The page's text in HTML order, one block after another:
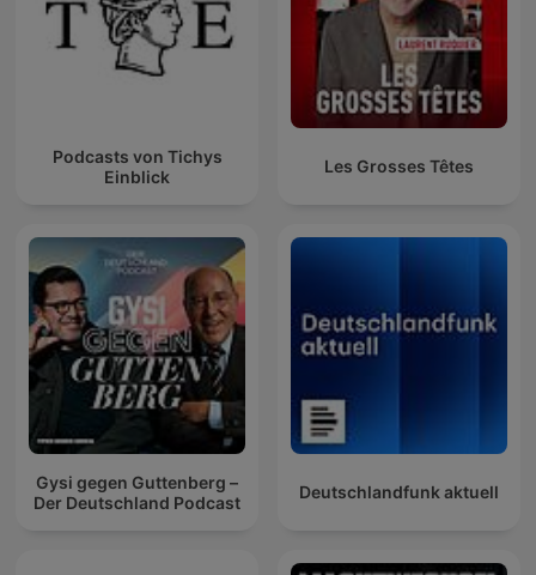
Podcasts von Tichys
Einblick
Les Grosses Têtes
Gysi gegen Guttenberg –
Der Deutschland Podcast
Deutschlandfunk aktuell